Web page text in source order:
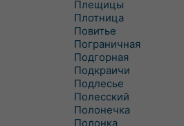
Плещицы
Плотница
Повитье
Пограничная
Подгорная
Подкраичи
Подлесье
Полесский
Полонечка
Полонка